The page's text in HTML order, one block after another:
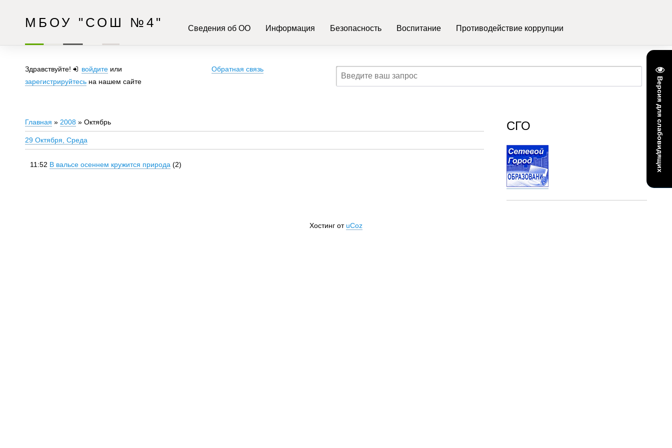
Версия для слабовидящих
МБОУ "СОШ №4" Сведения об ОО Информация Безопасность Воспитание Противодействие коррупции
Здравствуйте! войдите или
зарегистрируйтесь на нашем сайте
Обратная связь
Главная » 2008 » Октябрь
29 Октября, Среда
11:52 В вальсе осеннем кружится природа (2)
СГО
Хостинг от uCoz